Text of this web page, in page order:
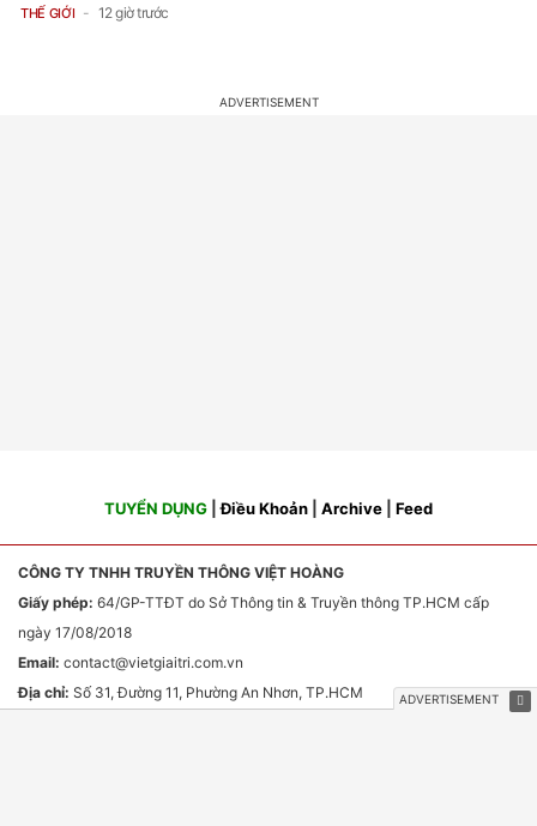
THẾ GIỚI 12 giờ trước
TUYỂN DỤNG |Điều Khoản Archive Feed
CÔNG TY TNHH TRUYỀN THÔNG VIỆT HOÀNG
Giấy phép: 64/GP-TTĐT do Sở Thông tin & Truyền thông TP.HCM cấp
ngày 17/08/2018
Email: contact@vietgiaitri.com.vn
Địa chỉ: Số 31, Đường 11, Phường An Nhơn, TP.HCM